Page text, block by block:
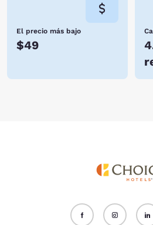
El precio más bajo
$49